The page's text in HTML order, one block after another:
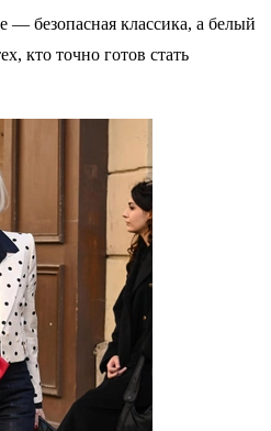
безопасная классика, а белый
кто точно готов стать